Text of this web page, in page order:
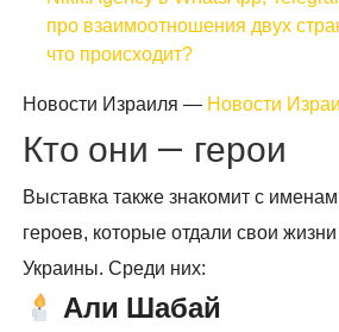
про взаимоотношения двух
что происходит?
Новости Израиля — Новости
Кто они — герои
Выставка также знакомит с
героев, которые отдали свои
Украины. Среди них:
Али Шабай